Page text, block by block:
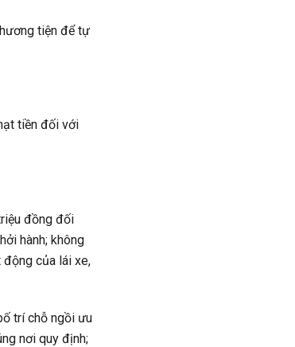
tiện để tự
tiền đối với
đồng đối
hành; không
động của lái xe,
trí chỗ ngồi ưu
nơi quy định;